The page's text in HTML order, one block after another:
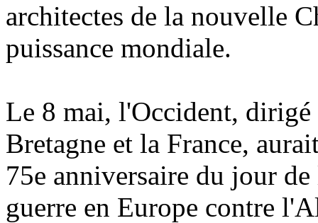
architectes de la nouvelle
puissance mondiale.
Le 8 mai, l'Occident,
Bretagne et la France,
75e anniversaire du jour
guerre en Europe contre